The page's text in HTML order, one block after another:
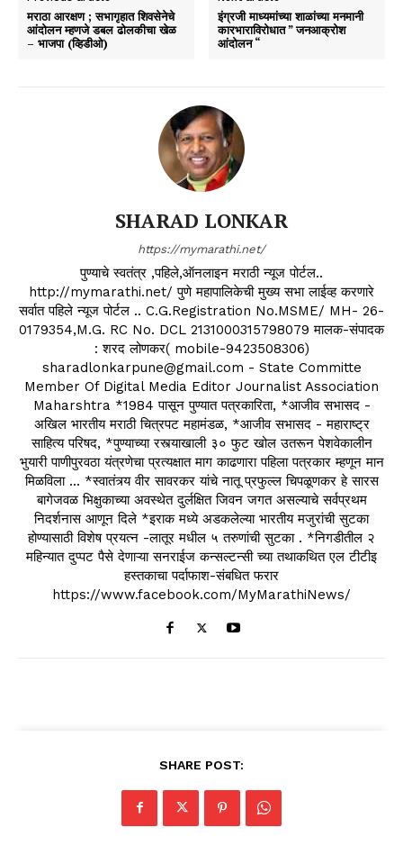
मराठा आरक्षण ; सभागृहात शिवसेनेचे
आंदोलन म्हणजे डबल ढोलकीचा खेळ
– भाजपा (व्हिडीओ)
इंग्रजी माध्यमांच्या शाळांच्या मनमानी
कारभाराविरोधात ” जनआक्रोश
आंदोलन “
SHARAD LONKAR
https://mymarathi.net/
पुण्याचे स्वतंत्र ,पहिले,ऑनलाइन मराठी न्यूज पोर्टल..
http://mymarathi.net/ पुणे महापालिकेची मुख्य सभा लाईव्ह करणारे
सर्वात पहिले न्यूज पोर्टल .. C.G.Registration No.MSME/ MH- 26-
0179354,M.G. RC No. DCL 2131000315798079 मालक-संपादक
: शरद लोणकर( mobile-9423508306)
sharadlonkarpune@gmail.com - State Committe
Member Of Digital Media Editor Journalist Association
Maharshtra *1984 पासून पुण्यात पत्रकारिता, *आजीव सभासद -
अखिल भारतीय मराठी चित्रपट महामंडळ, *आजीव सभासद - महाराष्ट्र
साहित्य परिषद, *पुण्याच्या रस्त्याखाली ३० फुट खोल उतरून पेशवेकालीन
भुयारी पाणीपुरवठा यंत्रणेचा प्रत्यक्षात माग काढणारा पहिला पत्रकार म्हणून मान
मिळविला ... *स्वातंत्र्य वीर सावरकर यांचे नातू प्रफुल्ल चिपळूणकर हे सारस
बागेजवळ भिक्षुकाच्या अवस्थेत दुर्लक्षित जिवन जगत असल्याचे सर्वप्रथम
निदर्शनास आणून दिले *इराक मध्ये अडकलेल्या भारतीय मजुरांची सुटका
होण्यासाठी विशेष प्रयत्न -लातूर मधील ५ तरुणांची सुटका . *निगडीतील २
महिन्यात दुप्पट पैसे देणाऱ्या सनराईज कन्सल्टन्सी च्या तथाकथित एल टीटीइ
हस्तकाचा पर्दाफाश-संबधित फरार
https://www.facebook.com/MyMarathiNews/
SHARE POST: